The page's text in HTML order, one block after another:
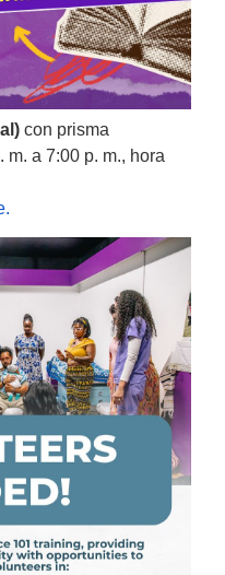
con prisma
a 7:00 p. m., hora